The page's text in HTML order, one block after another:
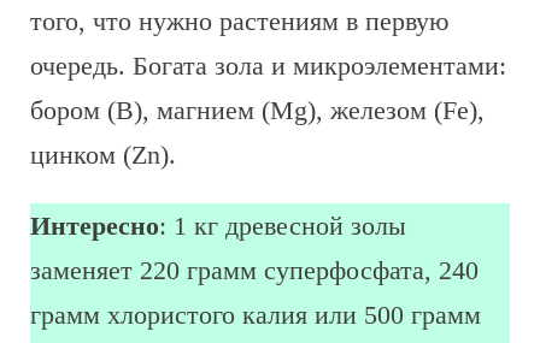
того, что нужно растениям в первую
очередь. Богата зола и микроэлементами:
бором (B), магнием (Mg), железом (Fe),
цинком (Zn).
Интересно: 1 кг древесной золы
заменяет 220 грамм суперфосфата, 240
грамм хлористого калия или 500 грамм